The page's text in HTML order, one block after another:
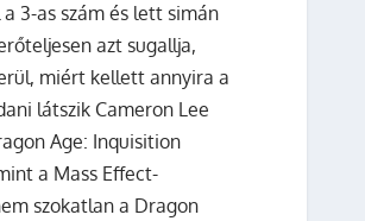
3-as szám és lett simán
azt sugallja,
miért kellett annyira a
látszik Cameron Lee
Age: Inquisition
a Mass Effect-
szokatlan a Dragon